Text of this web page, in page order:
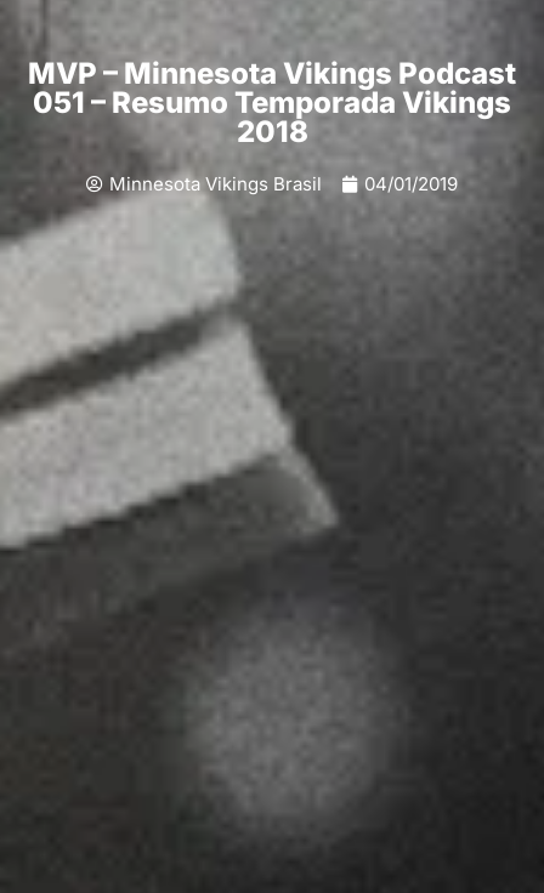
MVP – Minnesota Vikings Podcast
051 – Resumo Temporada Vikings
2018
Minnesota Vikings Brasil 04/01/2019